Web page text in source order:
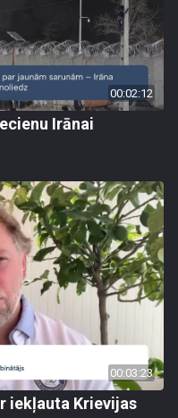
00:02:12
Irānai
00:03:23
iekļauta Krievijas